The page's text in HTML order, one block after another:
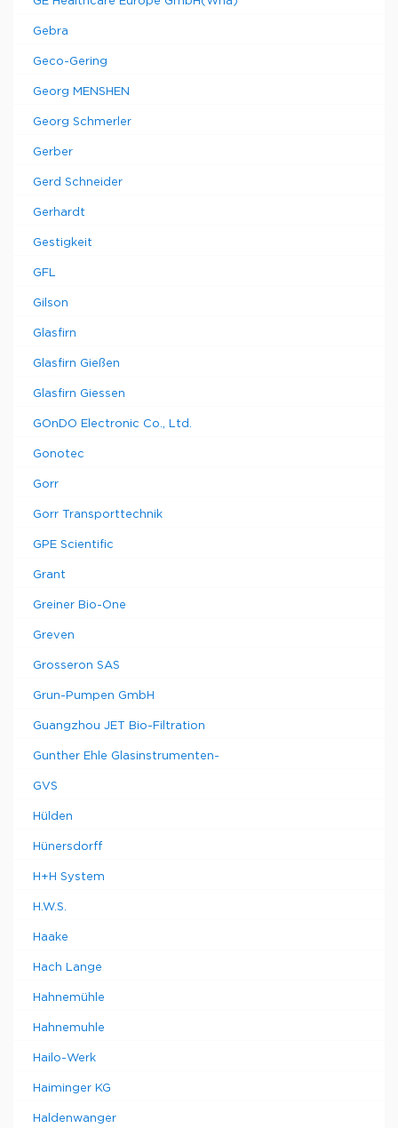
Gebra
Geco-Gering
Georg MENSHEN
Georg Schmerler
Gerber
Gerd Schneider
Gerhardt
Gestigkeit
GFL
Gilson
Glasfirn
Glasfirn Gießen
Glasfirn Giessen
GOnDO Electronic Co., Ltd.
Gonotec
Gorr
Gorr Transporttechnik
GPE Scientific
Grant
Greiner Bio-One
Greven
Grosseron SAS
Grun-Pumpen GmbH
Guangzhou JET Bio-Filtration
Gunther Ehle Glasinstrumenten-
GVS
Hülden
Hünersdorff
H+H System
H.W.S.
Haake
Hach Lange
Hahnemühle
Hahnemuhle
Hailo-Werk
Haiminger KG
Haldenwanger